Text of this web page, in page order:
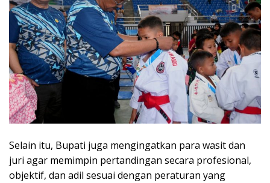
Selain itu, Bupati juga mengingatkan para wasit dan
juri agar memimpin pertandingan secara profesional,
objektif, dan adil sesuai dengan peraturan yang